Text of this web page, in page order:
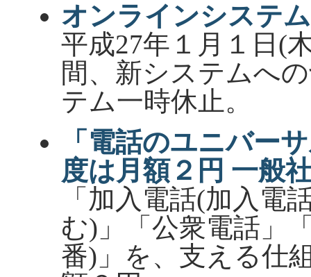
オンラインシステ
平成27年１月１日(
間、新システムへ
テム一時休止。
「電話のユニバー
度は月額２円 一般
「加入電話(加入電
む)」「公衆電話」
番)」を、支える仕